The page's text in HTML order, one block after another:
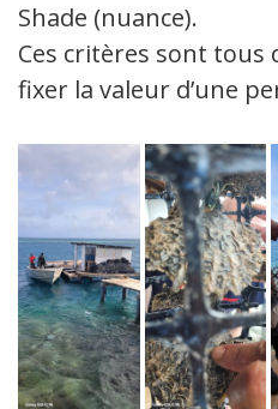
Shade (nuance).
Ces critères sont
fixer la valeur d’une